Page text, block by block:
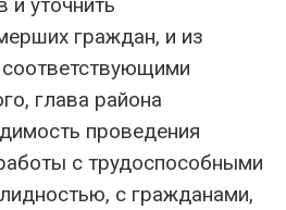
граждан, и из
соответствующими
глава района
проведения
с трудоспособными
с гражданами,